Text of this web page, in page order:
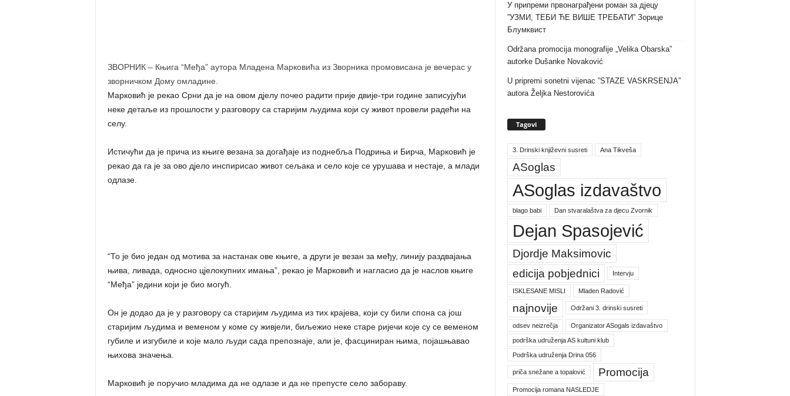
ЗВОРНИК – Књига “Међа” аутора Младена Марковића из Зворника промовисана је вечерас у
зворничком Дому омладине.
Марковић је рекао Срни да је на овом дјелу почео радити прије двије-три године записујући
неке детаље из прошлости у разговору са старијим људима који су живот провели радећи на
селу.
Истичући да је прича из књиге везана за догађаје из поднебља Подриња и Бирча, Марковић је
рекао да га је за ово дјело инспирисао живот сељака и село које се урушава и нестаје, а млади
одлазе.
“То је био један од мотива за настанак ове књиге, а други је везан за међу, линију раздвајања
њива, ливада, односно цјелокупних имања”, рекао је Марковић и нагласио да је наслов књиге
“Међа” једини који је био могућ.
Он је додао да је у разговору са старијим људима из тих крајева, који су били спона са још
старијим људима и веменом у коме су живјели, биљежио неке старе ријечи које су се веменом
губиле и изгубиле и које мало људи сада препознаје, али је, фасциниран њима, појашњавао
њихова значења.
Марковић је поручио младима да не одлазе и да не препусте село забораву.
У припреми првонаграђени роман за дјецу
”УЗМИ, ТЕБИ ЋЕ ВИШЕ ТРЕБАТИ” Зорице
Блумквист
Održana promocija monografije „Velika Obarska”
autorke Dušanke Novaković
U pripremi sonetni vijenac ”STAZE VASKRSENJA”
autora Željka Nestorovića
Tagovi
3. Drinski književni susreti Ana Tikveša
ASoglas
ASoglas izdavaštvo
blago babi Dan stvaralaštva za djecu Zvornik
Dejan Spasojević
Djordje Maksimovic
edicija pobjednici
Intervju
ISKLESANE MISLI Mladen Radović
najnovije Održani 3. drinski susreti
odsev neizrečja Organizator ASogals izdavaštvo
podrška udruženja AS kultuni klub
Podrška udruženja Drina 056
priča snežane a topalović Promocija
Promocija romana NASLEDJE